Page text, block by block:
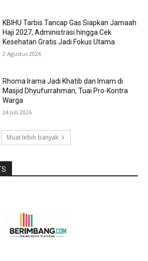
KBIHU Tarbis Tancap Gas Siapkan Jamaah
Haji 2027, Administrasi hingga Cek
Kesehatan Gratis Jadi Fokus Utama
2 Agustus 2026
Rhoma Irama Jadi Khatib dan Imam di
Masjid Dhyufurrahman, Tuai Pro-Kontra
Warga
24 Juli 2026
Muat lebih banyak